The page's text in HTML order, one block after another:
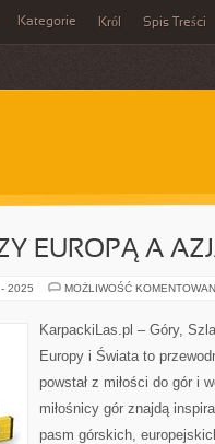
Kategorie Król Spis Treści
EUROPĄ A
2025 MOŻLIWOŚĆ
KarpackiLas.pl – Góry,
Europy i Świata to
powstał z miłości do gór i
miłośnicy gór znajdą
pasm górskich,